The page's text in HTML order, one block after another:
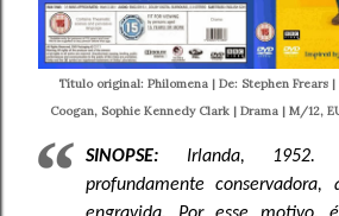
Título original: Philomena | De: Stephen Frears |
Coogan, Sophie Kennedy Clark | Drama | M/12,
SINOPSE: Irlanda, 1952.
profundamente